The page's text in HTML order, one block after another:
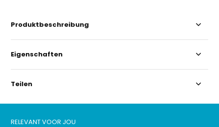
Produktbeschreibung
Eigenschaften
Teilen
RELEVANT VOOR JOU